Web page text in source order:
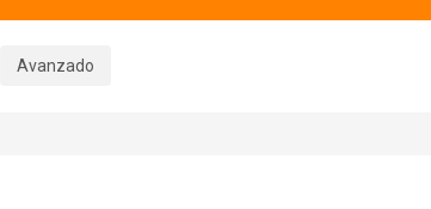
Avanzado